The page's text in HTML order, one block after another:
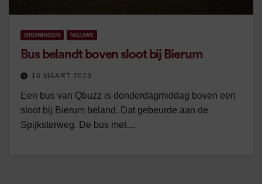
GRONINGEN NIEUWS
Bus belandt boven sloot bij Bierum
16 MAART 2023
Een bus van Qbuzz is donderdagmiddag boven een
sloot bij Bierum beland. Dat gebeurde aan de
Spijksterweg. De bus met…